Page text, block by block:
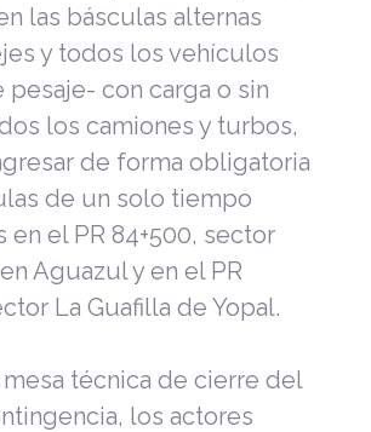
las básculas alternas
y todos los vehículos
con carga o sin
los camiones y turbos,
de forma obligatoria
de un solo tiempo
en el PR 84+500, sector
Aguazul y en el PR
La Guafilla de Yopal.
técnica de cierre del
los actores